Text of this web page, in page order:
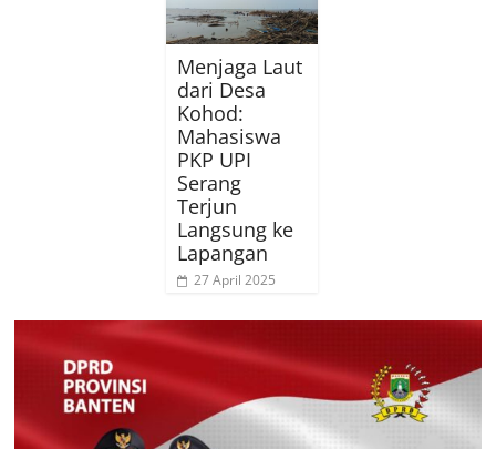
Menjaga Laut
dari Desa
Kohod:
Mahasiswa
PKP UPI
Serang
Terjun
Langsung ke
Lapangan
27 April 2025